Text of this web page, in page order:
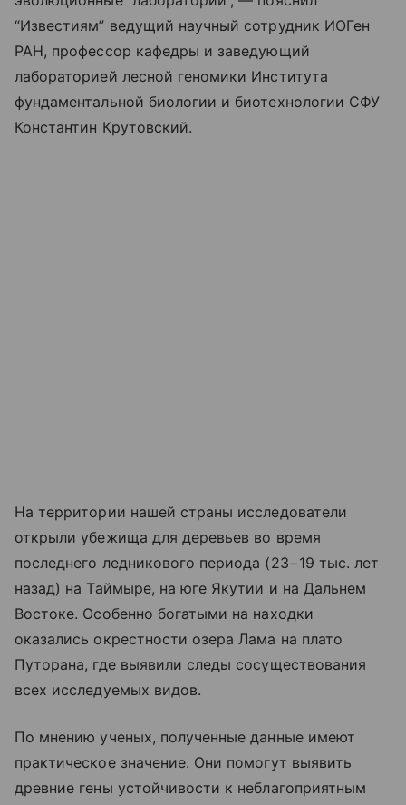
“Известиям” ведущий научный сотрудник ИОГен
РАН, профессор кафедры и заведующий
лабораторией лесной геномики Института
фундаментальной биологии и биотехнологии СФУ
Константин Крутовский.
На территории нашей страны исследователи
открыли убежища для деревьев во время
последнего ледникового периода (23−19 тыс. лет
назад) на Таймыре, на юге Якутии и на Дальнем
Востоке. Особенно богатыми на находки
оказались окрестности озера Лама на плато
Путорана, где выявили следы сосуществования
всех исследуемых видов.
По мнению ученых, полученные данные имеют
практическое значение. Они помогут выявить
древние гены устойчивости к неблагоприятным